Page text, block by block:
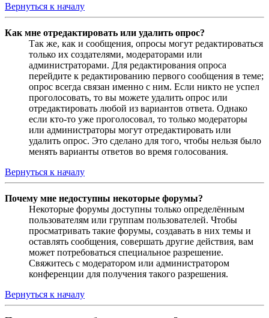
Вернуться к началу
Как мне отредактировать или удалить опрос?
Так же, как и сообщения, опросы могут редактироваться
только их создателями, модераторами или
администраторами. Для редактирования опроса
перейдите к редактированию первого сообщения в теме;
опрос всегда связан именно с ним. Если никто не успел
проголосовать, то вы можете удалить опрос или
отредактировать любой из вариантов ответа. Однако
если кто-то уже проголосовал, то только модераторы
или администраторы могут отредактировать или
удалить опрос. Это сделано для того, чтобы нельзя было
менять варианты ответов во время голосования.
Вернуться к началу
Почему мне недоступны некоторые форумы?
Некоторые форумы доступны только определённым
пользователям или группам пользователей. Чтобы
просматривать такие форумы, создавать в них темы и
оставлять сообщения, совершать другие действия, вам
может потребоваться специальное разрешение.
Свяжитесь с модератором или администратором
конференции для получения такого разрешения.
Вернуться к началу